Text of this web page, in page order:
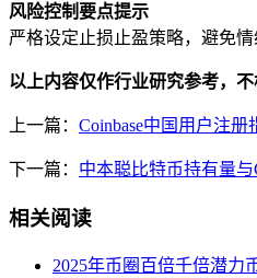
风险控制要点提示
严格设定止损止盈策略，避免
以上内容仅作行业研究参考，不
上一篇： Coinbase中国用户注册
下一篇： 中本聪比特币持有量
相关阅读
2025年币圈百倍千倍潜力